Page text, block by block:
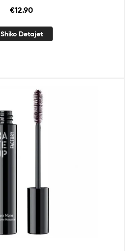
€12.90
Shiko Detajet